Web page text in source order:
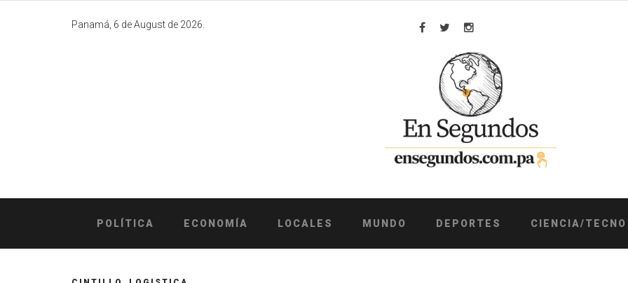
Panamá, 6 de August de 2026.
Facebook
TwitterInstagram
POLÍTICA ECONOMÍA LOCALES MUNDO DEPORTES CIENCIA/TECNO